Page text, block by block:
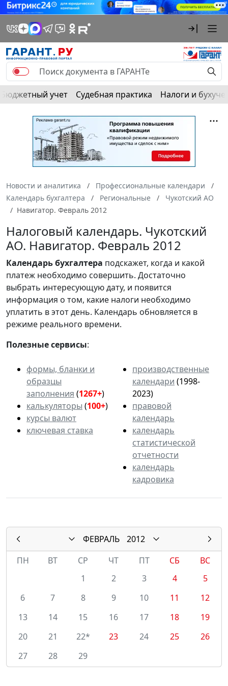
Бюджетный учет Судебная практика Налоги и
Новости и аналитика
Профессиональные календари
Календарь бухгалтера
Региональные
Чукотский АО
Навигатор. Февраль 2012
Налоговый календарь. Чукотский
АО. Навигатор. Февраль 2012
Календарьбухгалтера подскажет, когда и какой
платеж необходимо совершить. Достаточно
выбрать интересующую дату, и появится
информация о том, какие налоги необходимо
уплатить в этот день. Календарь обновляется в
режиме реального времени.
Полезные сервисы:
формы, бланки и
образцы
заполнения (1267+)
калькуляторы (100+)
курсы валют
ключевая ставка
производственные
календари (1998-
2023)
правовой
календарь
календарь
статистической
отчетности
календарь
кадровика
ФЕВРАЛЬ
2012
ПН
ВТ СР ЧТ ПТ СБ
ВС
1
2 3 4
5
6
7 8 9 10 11
12
13
14 15 16 17 18
19
20
21 22* 23 24 25
26
27
28 29